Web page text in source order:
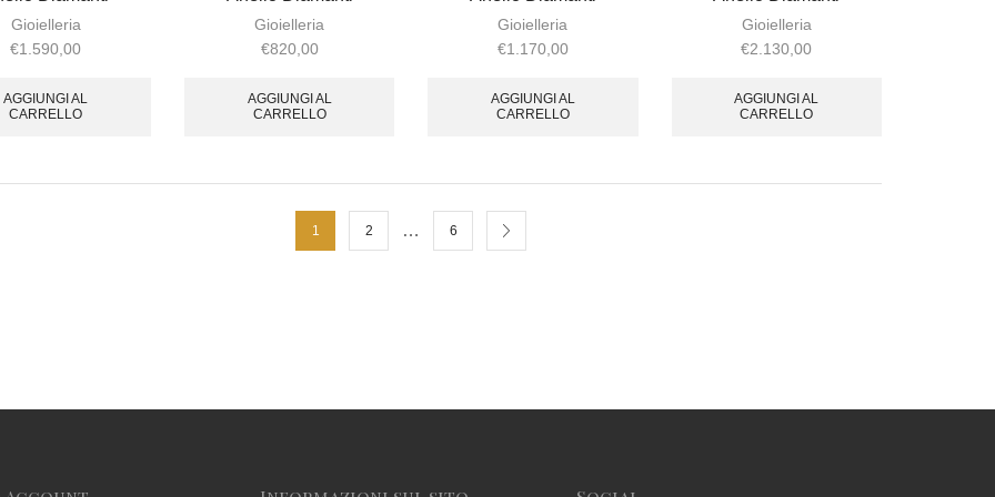
Gioielleria
€1.590,00
AGGIUNGI AL
CARRELLO
Gioielleria
€820,00
AGGIUNGI AL
CARRELLO
Gioielleria
€1.170,00
AGGIUNGI AL
CARRELLO
Gioielleria
€2.130,00
AGGIUNGI AL
CARRELLO
1 2 … 6